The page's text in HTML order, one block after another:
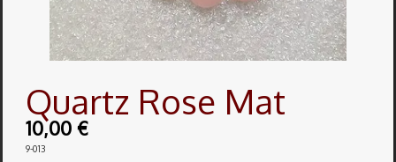
Vertus ▼
Quartz Rose Mat
10,00 €
9-013